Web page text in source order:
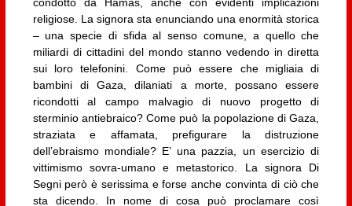
religiose. La signora sta enunciando una enormità storica
– una specie di sfida al senso comune, a quello che
miliardi di cittadini del mondo stanno vedendo in diretta
sui loro telefonini. Come può essere che migliaia di
bambini di Gaza, dilaniati a morte, possano essere
ricondotti al campo malvagio di nuovo progetto di
sterminio antiebraico? Come può la popolazione di Gaza,
straziata e affamata, prefigurare la distruzione
dell’ebraismo mondiale? E’ una pazzia, un esercizio di
vittimismo sovra-umano e metastorico. La signora Di
Segni però è serissima e forse anche convinta di ciò che
sta dicendo. In nome di cosa può proclamare così